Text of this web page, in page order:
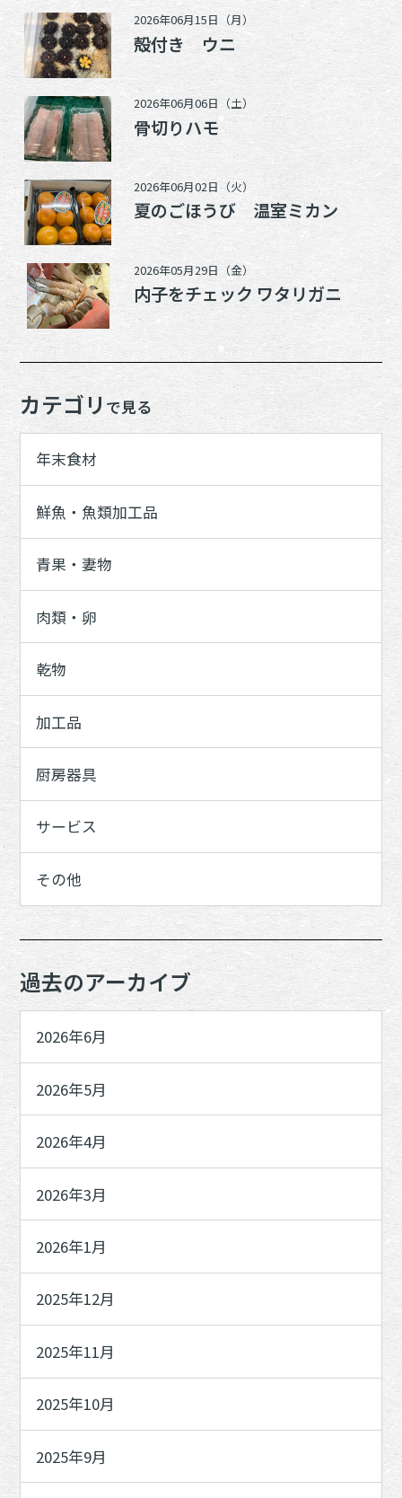
2026年06月15日（月）
殻付き ウニ
2026年06月06日（土）
骨切りハモ
2026年06月02日（火）
夏のごほうび 温室ミカン
2026年05月29日（金）
内子をチェック ワタリガニ
カテゴリ で見る
年末食材
鮮魚・魚類加工品
青果・妻物
肉類・卵
乾物
加工品
厨房器具
サービス
その他
過去のアーカイブ
2026年6月
2026年5月
2026年4月
2026年3月
2026年1月
2025年12月
2025年11月
2025年10月
2025年9月